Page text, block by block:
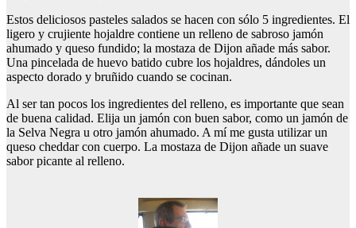
Estos deliciosos pasteles salados se hacen con sólo 5 ingredientes. El
ligero y crujiente hojaldre contiene un relleno de sabroso jamón
ahumado y queso fundido; la mostaza de Dijon añade más sabor.
Una pincelada de huevo batido cubre los hojaldres, dándoles un
aspecto dorado y bruñido cuando se cocinan.
Al ser tan pocos los ingredientes del relleno, es importante que sean
de buena calidad. Elija un jamón con buen sabor, como un jamón de
la Selva Negra u otro jamón ahumado. A mí me gusta utilizar un
queso cheddar con cuerpo. La mostaza de Dijon añade un suave
sabor picante al relleno.